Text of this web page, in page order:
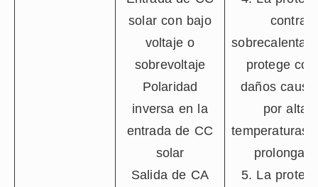
solar con bajo
voltaje o
sobrevoltaje
Polaridad
inversa en la
entrada de CC
solar
Salida de CA
contra
protege
daños
por altas
temperaturas
5. La